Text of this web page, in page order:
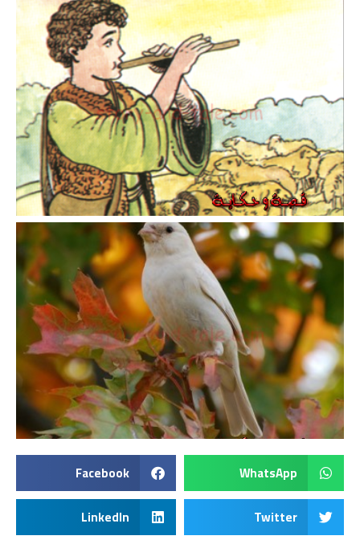
WhatsApp
Facebook
Twitter
LinkedIn